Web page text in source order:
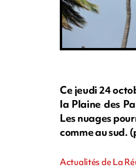
Ce jeudi 24
la Plaine des
Les nuages
comme au sud.
Actualités de La